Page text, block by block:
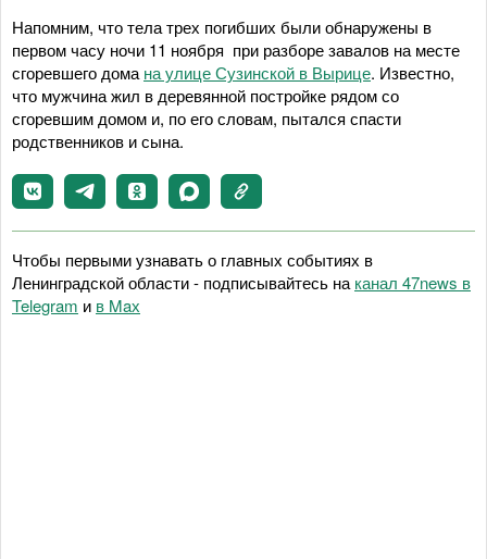
Напомним, что тела трех погибших были обнаружены в
первом часу ночи 11 ноября при разборе завалов на месте
сгоревшего дома на улице Сузинской в Вырице. Известно,
что мужчина жил в деревянной постройке рядом со
сгоревшим домом и, по его словам, пытался спасти
родственников и сына.
Чтобы первыми узнавать о главных событиях в
Ленинградской области - подписывайтесь на канал 47news в
Telegram и в Maх